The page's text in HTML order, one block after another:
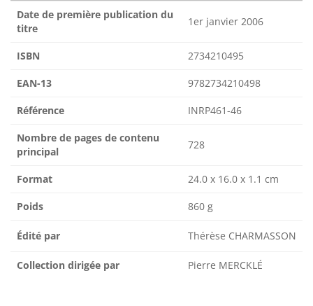
Date de première publication du
titre
1er janvier 2006
ISBN 2734210495
EAN-13 9782734210498
Référence INRP461-46
Nombre de pages de contenu
principal
728
Format 24.0 x 16.0 x 1.1 cm
Poids 860 g
Édité par Thérèse CHARMASSON
Collection dirigée par Pierre MERCKLÉ